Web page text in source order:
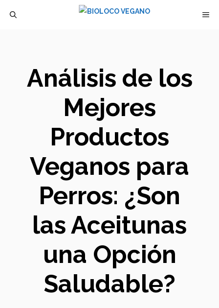
Análisis de los
Mejores
Productos
Veganos para
Perros: ¿Son
las Aceitunas
una Opción
Saludable?